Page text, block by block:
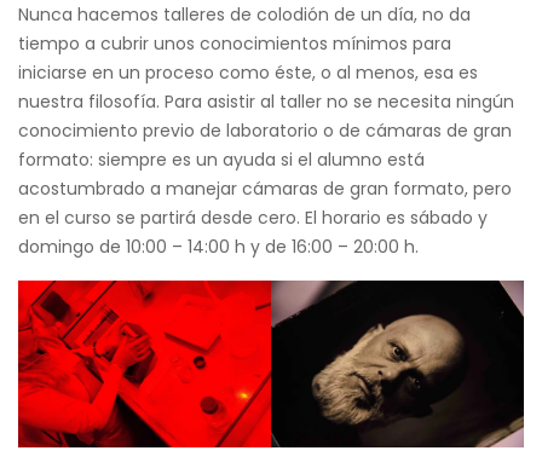
Nunca hacemos talleres de colodión de un día, no da
tiempo a cubrir unos conocimientos mínimos para
iniciarse en un proceso como éste, o al menos, esa es
nuestra filosofía. Para asistir al taller no se necesita ningún
conocimiento previo de laboratorio o de cámaras de gran
formato: siempre es un ayuda si el alumno está
acostumbrado a manejar cámaras de gran formato, pero
en el curso se partirá desde cero. El horario es sábado y
domingo de 10:00 – 14:00 h y de 16:00 – 20:00 h.